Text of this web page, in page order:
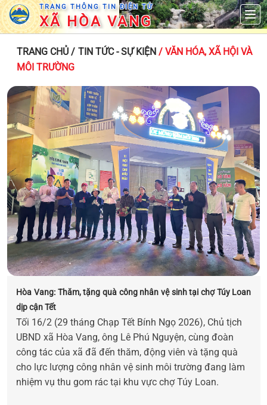
TRANG THÔNG TIN ĐIỆN TỬ
XÃ HÒA VANG
TRANG CHỦ/ TIN TỨC - SỰ KIỆN / VĂN HÓA, XÃ HỘI VÀ
MÔI TRƯỜNG
Hòa Vang: Thăm, tặng quà công nhân vệ sinh tại chợ Túy Loan
dịp cận Tết
Tối 16/2 (29 tháng Chạp Tết Bính Ngọ 2026), Chủ tịch
UBND xã Hòa Vang, ông Lê Phú Nguyện, cùng đoàn
công tác của xã đã đến thăm, động viên và tặng quà
cho lực lượng công nhân vệ sinh môi trường đang làm
nhiệm vụ thu gom rác tại khu vực chợ Túy Loan.